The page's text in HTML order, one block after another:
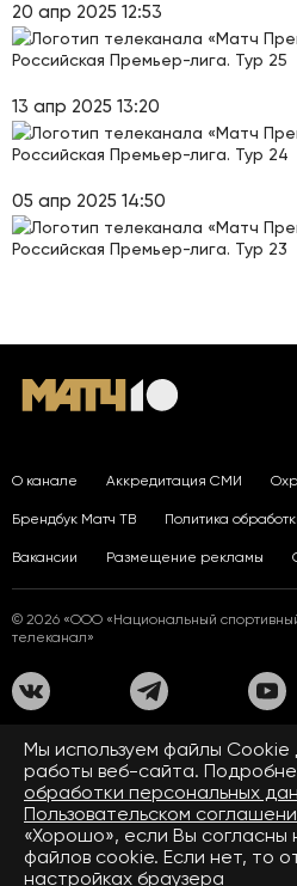
20 апр 2025 12:53
Российская Премьер-лига. Тур 25
13 апр 2025 13:20
Российская Премьер-лига. Тур 24
05 апр 2025 14:50
Российская Премьер-лига. Тур 23
О канале Аккредитация СМИ
Брендбук Матч ТВ Политика
Вакансии Размещение рекламы
© 2026 «ООО «Национальный
телеканал»
На сайте применяются
Правилах применения
Средство массовой информации сетевое
зарегистрировано Федеральной службой по
информационных технологий и массовых
Свидетельство о регистрации средства
от 28.02.2018. Название — www.matchtv.ru.
Учредитель (соучредители) СМИ сетевого
Мы используем файлы Сookie
работы веб-сайта.
обработки персональных
Пользовательском
«Хорошо», если Вы согласны
файлов cookie. Если нет, то
настройках браузера